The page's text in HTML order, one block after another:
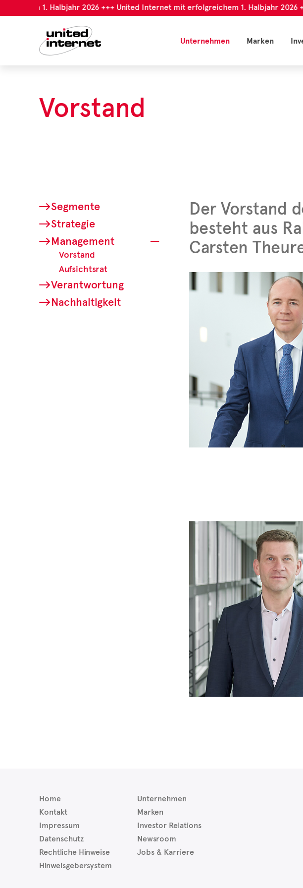
1. Halbjahr 2026 +++ United Internet mit erfolgreichem 1. Halbjahr 2026
Unternehmen Marken
Vorstand
Segmente
Strategie
Management
Vorstand
Aufsichtsrat
Verantwortung
Nachhaltigkeit
Der Vorstand
besteht aus
Carsten
Home
Kontakt
Impressum
Datenschutz
Rechtliche Hinweise
Hinweisgebersystem
Unternehmen
Marken
Investor Relations
Newsroom
Jobs & Karriere